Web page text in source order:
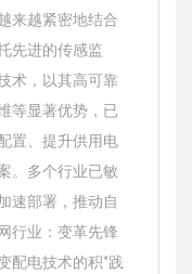
来越紧密地结合
先进的传感监
术，以其高可靠
等显著优势，已
置、提升供用电
。多个行业已敏
速部署，推动自
行业：变革先锋
配电技术的积*践